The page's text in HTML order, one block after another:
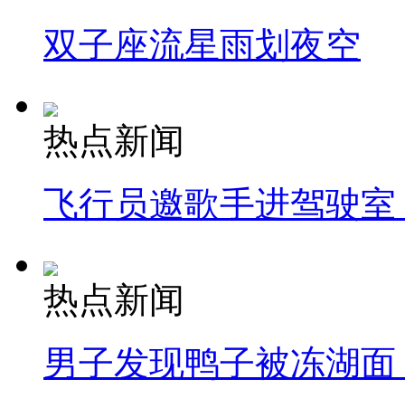
双子座流星雨划夜空
热点新闻
飞行员邀歌手进驾驶
热点新闻
男子发现鸭子被冻湖